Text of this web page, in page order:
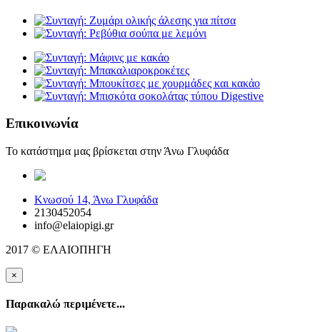
Επικοινωνία
Το κατάστημα μας βρίσκεται στην Άνω Γλυφάδα
Κνωσού 14, Άνω Γλυφάδα
2130452054
info@elaiopigi.gr
2017 © ΕΛΑΙΟΠΗΓΗ
×
Παρακαλώ περιμένετε...